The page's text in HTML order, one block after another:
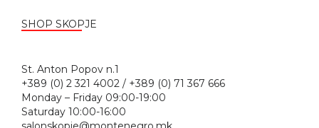
SHOP SKOPJE
St. Anton Popov n.1
+389 (0) 2 321 4002 / +389 (0) 71 367 666
Monday – Friday 09:00-19:00
Saturday 10:00-16:00